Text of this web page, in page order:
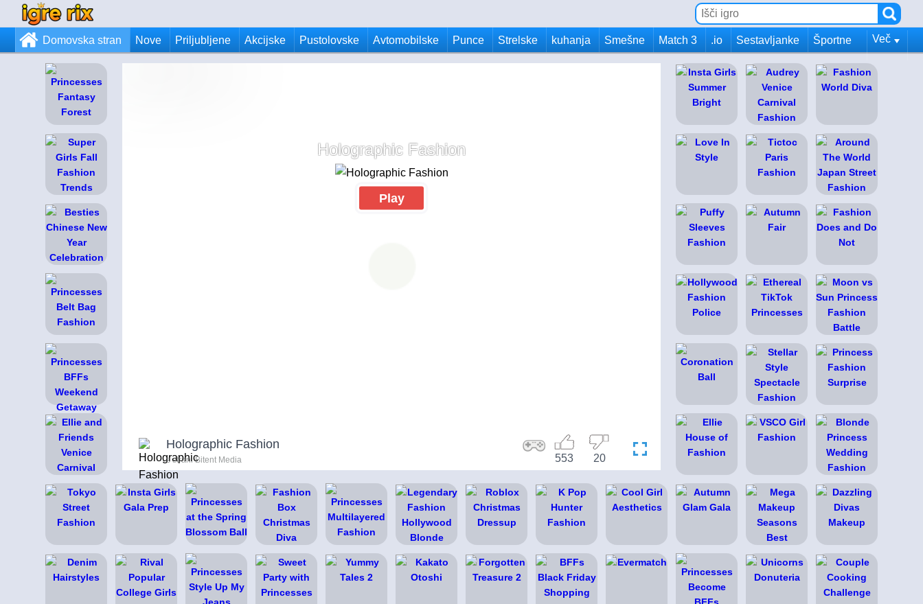
Domovska stran Nove Priljubljene Akcijske Pustolovske Avtomobilske Punce Strelske kuhanja Smešne Match 3 .io Sestavljanke Športne Več
Holographic Fashion
Play
Holographic Fashion
s strani Bitent Media 20
553